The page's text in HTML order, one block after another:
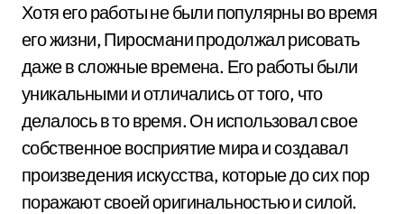
Хотя его работы не были популярны во время
его жизни, Пиросмани продолжал рисовать
даже в сложные времена. Его работы были
уникальными и отличались от того, что
делалось в то время. Он использовал свое
собственное восприятие мира и создавал
произведения искусства, которые до сих пор
поражают своей оригинальностью и силой.